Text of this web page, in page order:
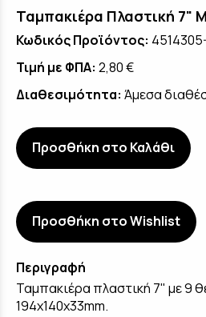
Ταμπακιέρα Πλαστική 7"
Κωδικός Προϊόντος:
Τιμή με ΦΠΑ: 2,80 €
Διαθεσιμότητα: Άμεσα
Προσθήκη στο Καλάθι
Προσθήκη στο Wishlist
Περιγραφή
Ταμπακιέρα πλαστική 7" με 9
194x140x33mm.